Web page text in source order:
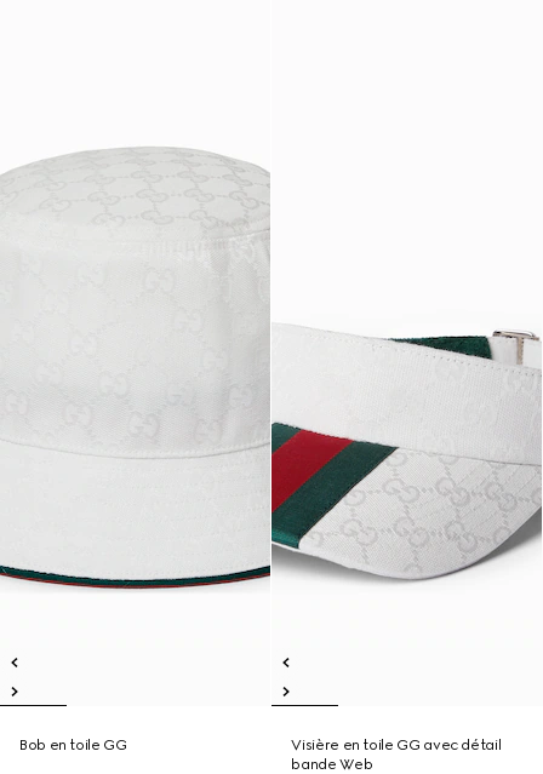
Bob en toile GG
Visière en toile GG avec détail
bande Web